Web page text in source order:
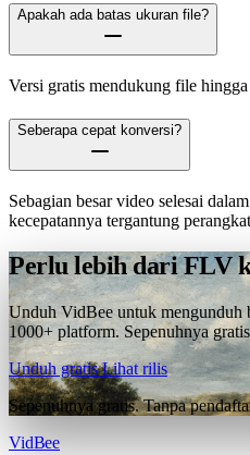
Apakah ada batas ukuran file?
Versi gratis mendukung file
Seberapa cepat konversi?
Sebagian besar video selesai
kecepatannya tergantung
Perlu lebih dari FLV
Unduh VidBee untuk mengunduh
1000+ platform. Sepenuhnya
Unduh gratisLihat rilis
Sepenuhnya gratis. Tanpa
VidBee